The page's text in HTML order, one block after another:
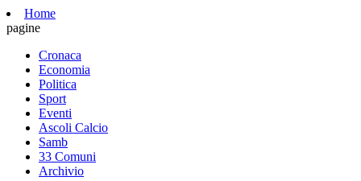
Home
pagine
Cronaca
Economia
Politica
Sport
Eventi
Ascoli Calcio
Samb
33 Comuni
Archivio